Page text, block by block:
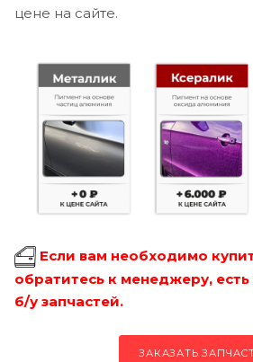
цене на сайте.
Если вам необходимо
обратитесь к менеджеру,
б/у запчастей.
ЗАКАЗАТЬ